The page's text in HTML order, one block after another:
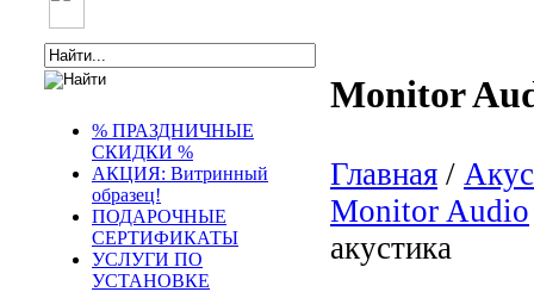
% ПРАЗДНИЧНЫЕ
СКИДКИ %
АКЦИЯ: Витринный
образец!
ПОДАРОЧНЫЕ
СЕРТИФИКАТЫ
УСЛУГИ ПО
УСТАНОВКЕ
Monitor
Главная /
Monitor Audio
акустика